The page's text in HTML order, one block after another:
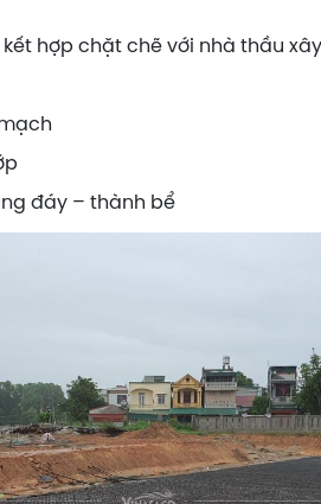
hợp chặt chẽ với nhà thầu
đáy – thành bể